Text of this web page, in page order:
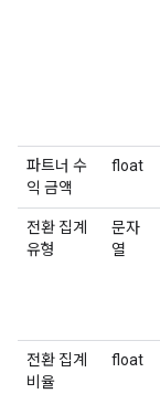
파트너 수
익 금액
float
전환 집계
유형
문자
열
전환 집계
비율
float